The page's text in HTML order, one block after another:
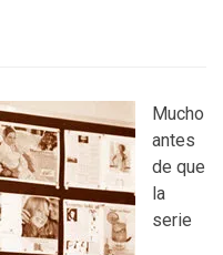
Mucho
antes
de que
la
serie